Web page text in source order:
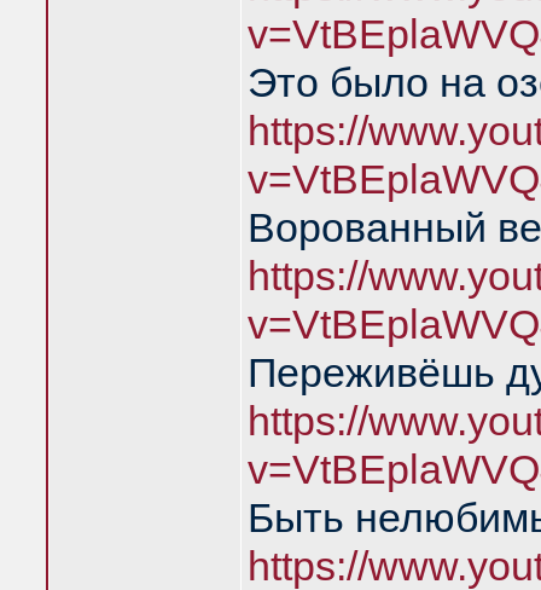
Это было на
https://
Ворованный
https://
Переживёшь
https://
Быть
https://